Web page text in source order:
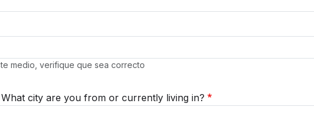
medio, verifique que sea correcto
city are you from or currently living in?